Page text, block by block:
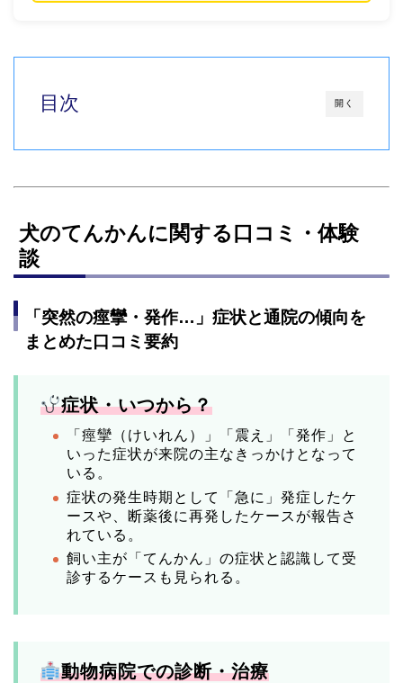
開く
目次
犬のてんかんに関する口コミ・体験
談
「突然の痙攣・発作…」症状と通院の傾向を
まとめた口コミ要約
症状・いつから？
「痙攣（けいれん）」「震え」「発作」と
いった症状が来院の主なきっかけとなって
いる。
症状の発生時期として「急に」発症したケ
ースや、断薬後に再発したケースが報告さ
れている。
飼い主が「てんかん」の症状と認識して受
診するケースも見られる。
動物病院での診断・治療